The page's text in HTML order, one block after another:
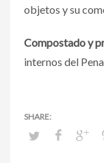
objetos y su
Compostado y
internos del